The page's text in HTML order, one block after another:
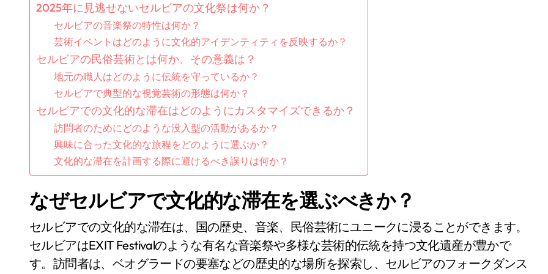
2025年に見逃せないセルビアの文化祭は何か？
セルビアの音楽祭の特性は何か？
芸術イベントはどのように文化的アイデンティティを反映するか？
セルビアの民俗芸術とは何か、その意義は？
地元の職人はどのように伝統を守っているか？
セルビアで典型的な視覚芸術の形態は何か？
セルビアでの文化的な滞在はどのようにカスタマイズできるか？
訪問者のためにどのような没入型の活動があるか？
興味に合った文化的な旅程をどのように選ぶか？
文化的な滞在を計画する際に避けるべき誤りは何か？
なぜセルビアで文化的な滞在を選ぶべきか？
セルビアでの文化的な滞在は、国の歴史、音楽、民俗芸術にユニークに浸ることができます。
セルビアはEXIT Festivalのような有名な音楽祭や多様な芸術的伝統を持つ文化遺産が豊かで
す。訪問者は、ベオグラードの要塞などの歴史的な場所を探索し、セルビアのフォークダンス